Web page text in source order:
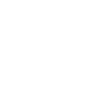
být zpoplatněno navíc.
období a na místních
karty: Diners Club,
a Visa.
dobře vybavených pokojů a
moře a naši